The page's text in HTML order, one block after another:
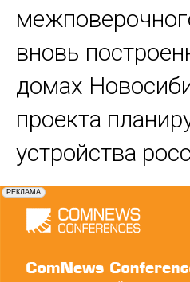
вновь
домах
проекта
устройства